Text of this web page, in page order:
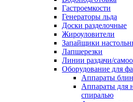
Гастроемкости
Генераторы льда
Доски разделочные
Жироуловители
Запайщики
Лапшерезки
Линии раздачи/
Оборудование для
Аппараты
Аппараты для
спиралью